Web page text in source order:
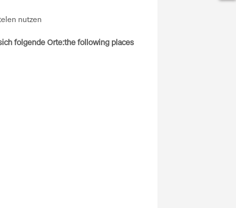
nutzen
folgende Orte:the following places